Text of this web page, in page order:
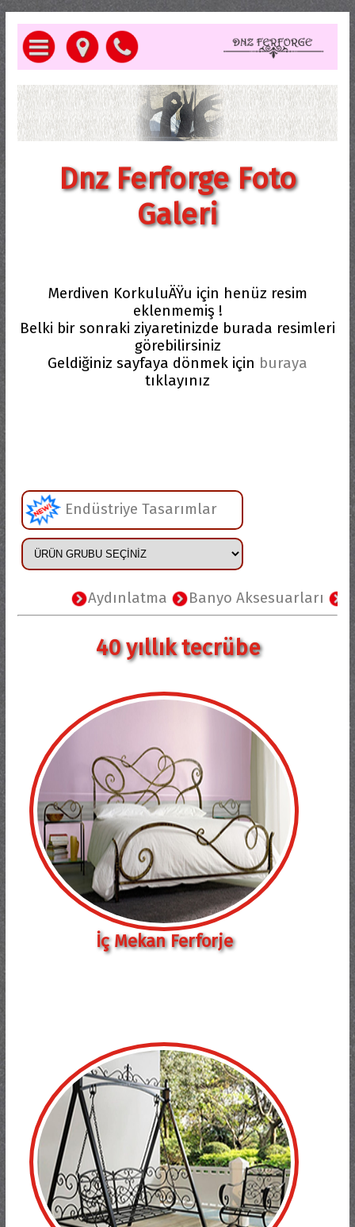
Dnz Ferforge Foto
Galeri
Merdiven KorkuluÄŸu için henüz resim
eklenmemiş !
Belki bir sonraki ziyaretinizde burada resimleri
görebilirsiniz
Geldiğiniz sayfaya dönmek için buraya
tıklayınız
Endüstriye Tasarımlar
Aydınlatma Banyo Aksesuarları
40 yıllık tecrübe
İç Mekan Ferforje